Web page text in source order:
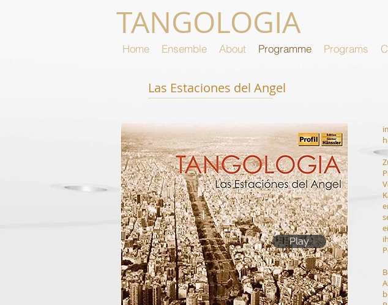
Home Ensemble About Programme Programs
TANGOLOGIA
Las Estaciones del Angel
Play